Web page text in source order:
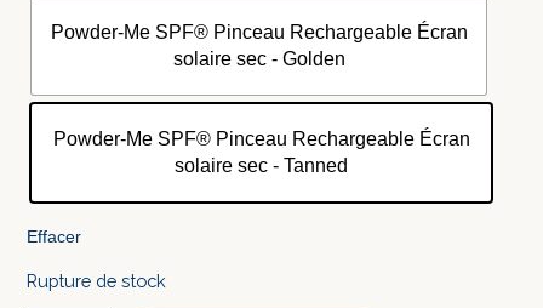
Powder-Me SPF® Pinceau Rechargeable Écran
solaire sec - Golden
Powder-Me SPF® Pinceau Rechargeable Écran
solaire sec - Tanned
Effacer
Rupture de stock